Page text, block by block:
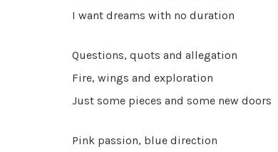
I want dreams with no duration
Questions, quots and allegation
Fire, wings and exploration
Just some pieces and some new doors
Pink passion, blue direction